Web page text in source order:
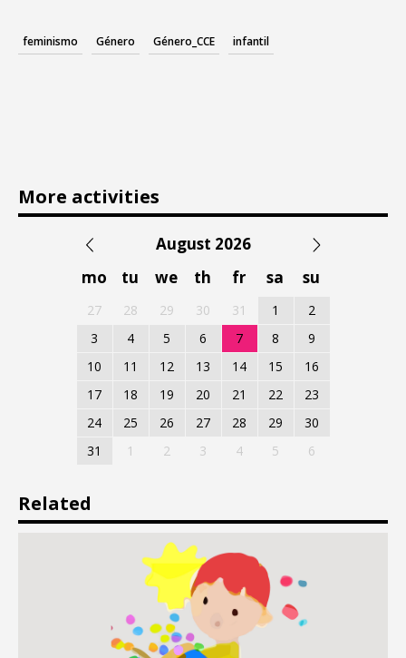
feminismo Género Género_CCE infantil
More activities
August 2026
mo
tu we th fr sa su
27 28 29 30 31 1
2
3
4 5 6 7 8
9
10
11 12 13 14 15
16
17
18 19 20 21 22
23
24
25 26 27 28 29
30
31
1 2 3 4 5 6
Related